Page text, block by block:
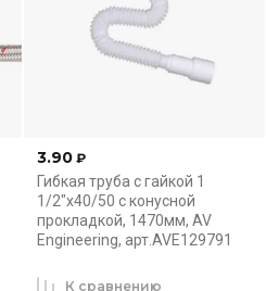
3.90 ₽
Гибкая труба с гайкой 1
1/2"х40/50 с конусной
прокладкой, 1470мм, AV
Engineering, арт.AVE129791
К сравнению